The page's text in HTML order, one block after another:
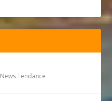
News Tendance